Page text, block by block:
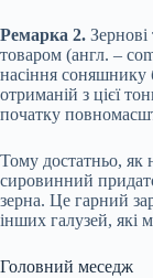
Ремарка 2. Зернові
товаром (англ. –
насіння соняшнику
отриманій з цієї
початку
Тому достатньо, як
сировинний
зерна. Це гарний
інших галузей, які
Головний меседж